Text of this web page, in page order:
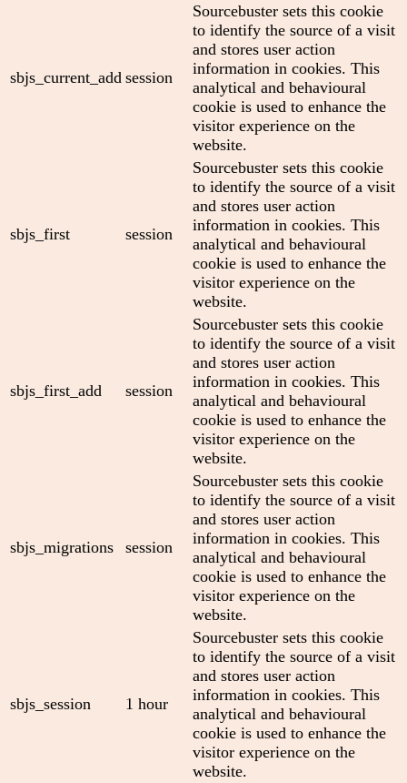
sbjs_current_add session
Sourcebuster sets this cookie
to identify the source of a visit
and stores user action
information in cookies. This
analytical and behavioural
cookie is used to enhance the
visitor experience on the
website.
sbjs_first session
Sourcebuster sets this cookie
to identify the source of a visit
and stores user action
information in cookies. This
analytical and behavioural
cookie is used to enhance the
visitor experience on the
website.
sbjs_first_add session
Sourcebuster sets this cookie
to identify the source of a visit
and stores user action
information in cookies. This
analytical and behavioural
cookie is used to enhance the
visitor experience on the
website.
sbjs_migrations session
Sourcebuster sets this cookie
to identify the source of a visit
and stores user action
information in cookies. This
analytical and behavioural
cookie is used to enhance the
visitor experience on the
website.
sbjs_session 1 hour
Sourcebuster sets this cookie
to identify the source of a visit
and stores user action
information in cookies. This
analytical and behavioural
cookie is used to enhance the
visitor experience on the
website.